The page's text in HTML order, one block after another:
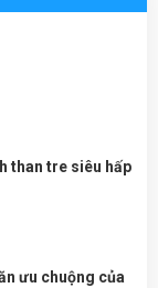
than tre siêu hấp
ưu chuộng của